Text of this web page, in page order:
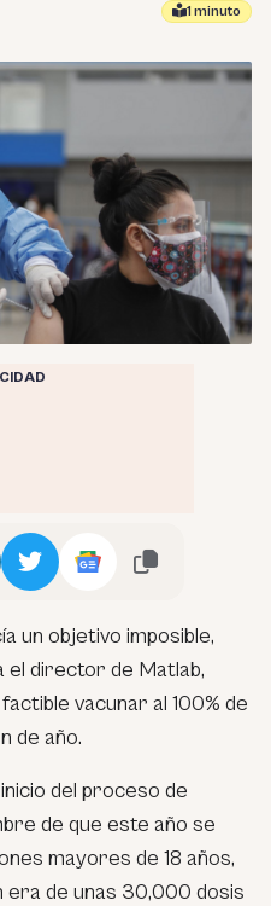
1 minuto
un objetivo imposible,
el director de Matlab,
vacunar al 100% de
de año.
del proceso de
de que este año se
mayores de 18 años,
era de unas 30,000 dosis